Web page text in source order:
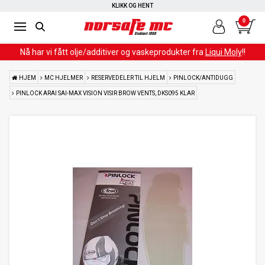
KLIKK OG HENT
0
Nå har vi fått olje/additiver og vaskeprodukter fra Liqui Moly!!
HJEM MC HJELMER RESERVEDELER TIL HJELM PINLOCK/ANTIDUGG
PINLOCK ARAI SAI-MAX VISION VISIR BROW VENTS, DKS095 KLAR